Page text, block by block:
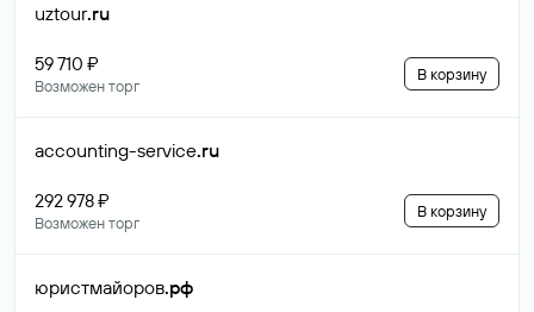
uztour.ru
59 710 ₽
Возможен торг
В корзину
accounting-service.ru
292 978 ₽
Возможен торг
В корзину
юристмайоров.рф